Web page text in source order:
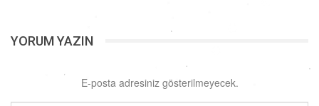
YORUM YAZIN
E-posta adresiniz gösterilmeyecek.